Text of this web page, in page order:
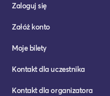
Zaloguj się
Załóż konto
Moje bilety
Kontakt dla uczestnika
Kontakt dla organizatora